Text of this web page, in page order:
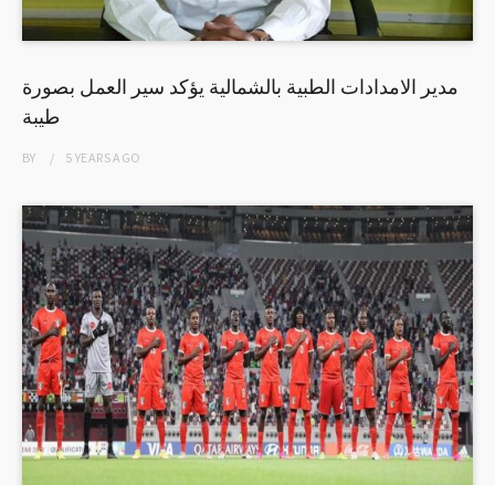
مدير الامدادات الطبية بالشمالية يؤكد سير العمل بصورة
طيبة
BY 5 YEARSAGO